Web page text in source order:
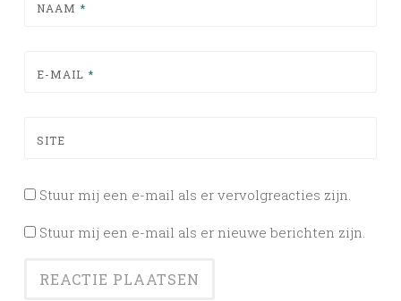
NAAM *
E-MAIL *
SITE
Stuur mij een e-mail als er vervolgreacties zijn.
Stuur mij een e-mail als er nieuwe berichten zijn.